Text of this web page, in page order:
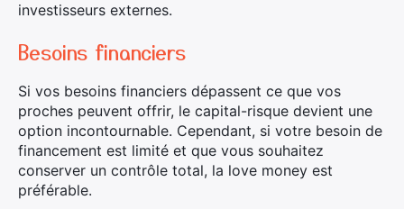
investisseurs externes.
Besoins financiers
Si vos besoins financiers dépassent ce que vos
proches peuvent offrir, le capital-risque devient une
option incontournable. Cependant, si votre besoin de
financement est limité et que vous souhaitez
conserver un contrôle total, la love money est
préférable.